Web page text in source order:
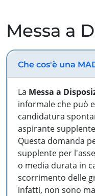
Messa a
Che cos'è una
La Messa a
informale che può
candidatura
aspirante
Questa domanda
supplente per
o media durata in
scorrimento delle
infatti, non sono